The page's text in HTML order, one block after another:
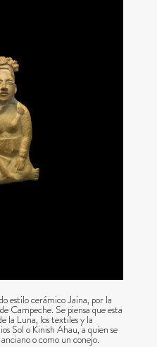
estilo cerámico Jaina, por la
Campeche. Se piensa que esta
la Luna, los textiles y la
Sol o Kinish Ahau, a quien se
o como un conejo.